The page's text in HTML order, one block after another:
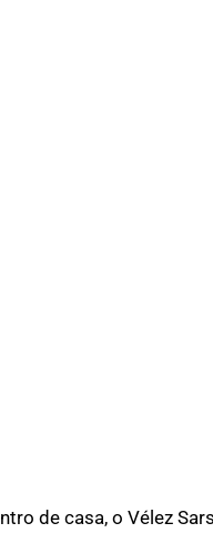
de casa, o Vélez